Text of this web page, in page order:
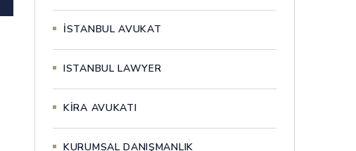
İSTANBUL AVUKAT
ISTANBUL LAWYER
KİRA AVUKATI
KURUMSAL DANIŞMANLIK